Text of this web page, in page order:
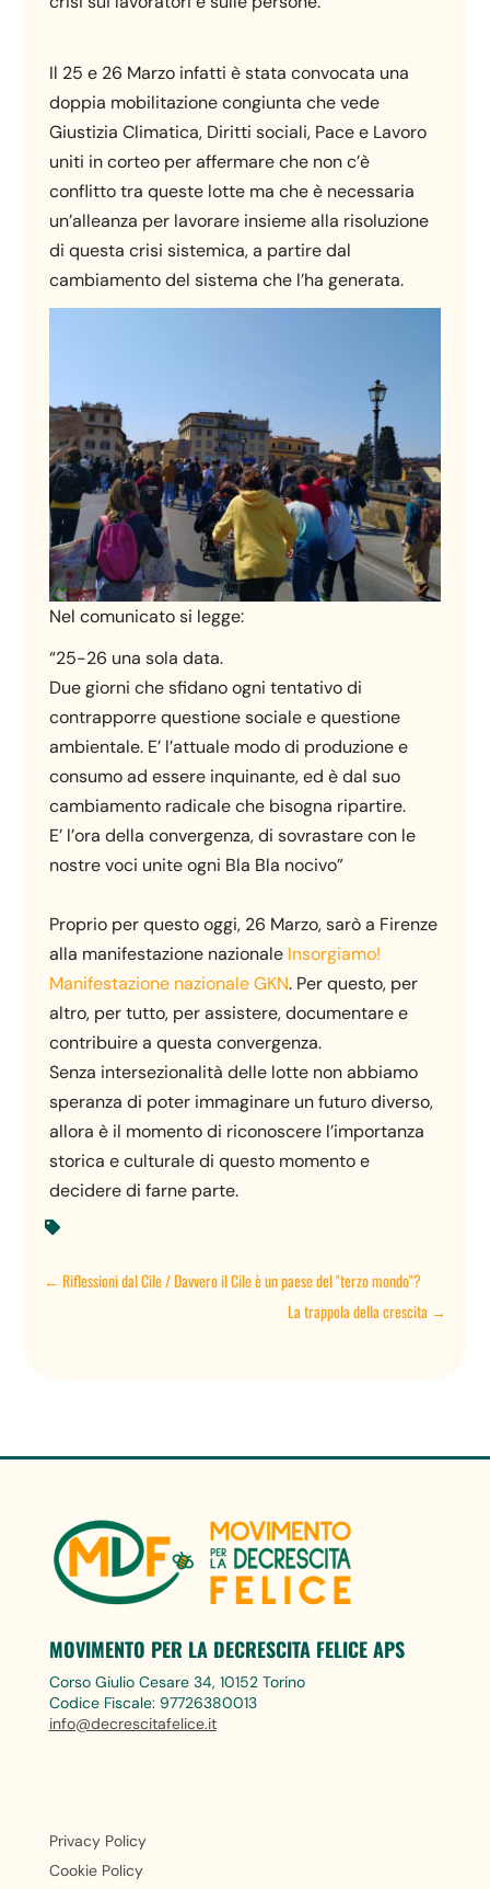
Il 25 e 26 Marzo infatti è stata convocata una
doppia mobilitazione congiunta che vede
Giustizia Climatica, Diritti sociali, Pace e Lavoro
uniti in corteo per affermare che non c’è
conflitto tra queste lotte ma che è necessaria
un’alleanza per lavorare insieme alla risoluzione
di questa crisi sistemica, a partire dal
cambiamento del sistema che l’ha generata.
Nel comunicato si legge:
“25-26 una sola data.
Due giorni che sfidano ogni tentativo di
contrapporre questione sociale e questione
ambientale. E’ l’attuale modo di produzione e
consumo ad essere inquinante, ed è dal suo
cambiamento radicale che bisogna ripartire.
E’ l’ora della convergenza, di sovrastare con le
nostre voci unite ogni Bla Bla nocivo”
Proprio per questo oggi, 26 Marzo, sarò a Firenze
alla manifestazione nazionale Insorgiamo!
Manifestazione nazionale GKN. Per questo, per
altro, per tutto, per assistere, documentare e
contribuire a questa convergenza.
Senza intersezionalità delle lotte non abbiamo
speranza di poter immaginare un futuro diverso,
allora è il momento di riconoscere l’importanza
storica e culturale di questo momento e
decidere di farne parte.

←Riflessioni dal Cile / Davvero il Cile è un paese del "terzo mondo"?
La trappola della crescita →
MOVIMENTO PER LA DECRESCITA FELICE APS
Corso Giulio Cesare 34, 10152 Torino
Codice Fiscale: 97726380013
info@decrescitafelice.it
Privacy Policy
Cookie Policy